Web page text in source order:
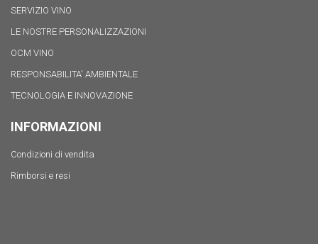
SERVIZIO VINO
LE NOSTRE PERSONALIZZAZIONI
OCM VINO
RESPONSABILITA' AMBIENTALE
TECNOLOGIA E INNOVAZIONE
INFORMAZIONI
Condizioni di vendita
Rimborsi e resi